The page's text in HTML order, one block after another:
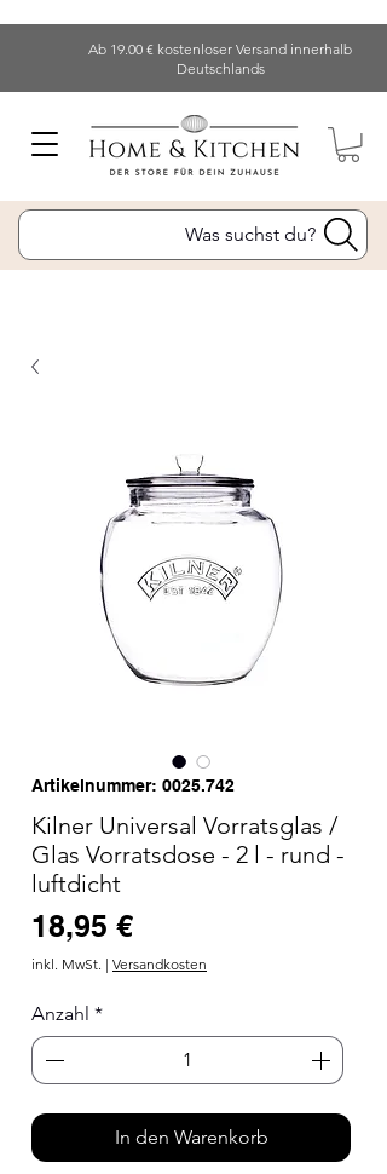
Ab 19.00 € kostenloser Versand innerhalb
Deutschlands
Was suchst du?
Artikelnummer: 0025.742
Kilner Universal Vorratsglas /
Glas Vorratsdose - 2 l - rund -
luftdicht
18,95 €Preis
inkl. MwSt. | Versandkosten
Anzahl *
In den Warenkorb